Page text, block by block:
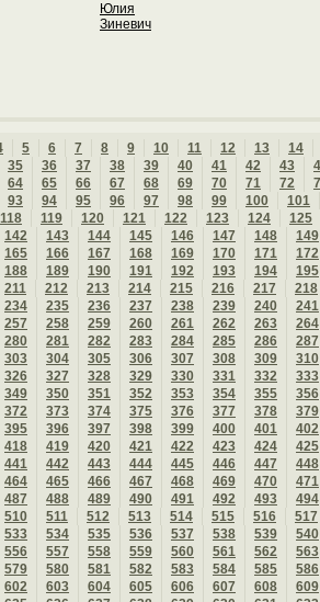
Юлия
Зиневич
5 6 7 8 9 10 11 12 13
14
35 36 37 38 39 40 41 42 43
64 65 66 67 68 69 70 71 72
93 94 95 96 97 98 99 100
101
118 119 120 121 122 123 124
125
142 143 144 145 146 147 148
149
165 166 167 168 169 170 171
172
188 189 190 191 192 193 194
195
211 212 213 214 215 216 217
218
234 235 236 237 238 239 240
241
257 258 259 260 261 262 263
264
280 281 282 283 284 285 286
287
303 304 305 306 307 308 309
310
326 327 328 329 330 331 332
333
349 350 351 352 353 354 355
356
372 373 374 375 376 377 378
379
395 396 397 398 399 400 401
402
418 419 420 421 422 423 424
425
441 442 443 444 445 446 447
448
464 465 466 467 468 469 470
471
487 488 489 490 491 492 493
494
510 511 512 513 514 515 516
517
533 534 535 536 537 538 539
540
556 557 558 559 560 561 562
563
579 580 581 582 583 584 585
586
602 603 604 605 606 607 608
609